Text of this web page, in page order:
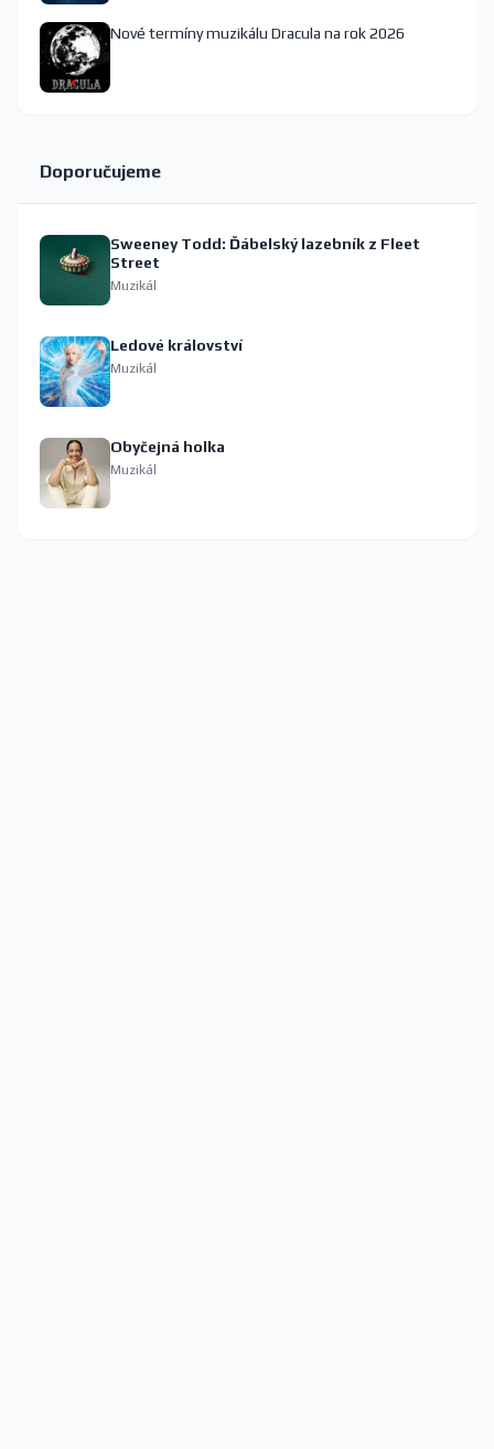
Nové termíny muzikálu Dracula na rok 2026
Doporučujeme
Sweeney Todd: Ďábelský lazebník z Fleet
Street
Muzikál
Ledové království
Muzikál
Obyčejná holka
Muzikál